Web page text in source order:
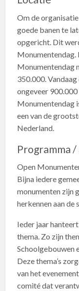
Om de
goede banen te
opgericht. Dit
Monumentendag.
Monumentendag
350.000.
ongeveer
Monumentendag
een van de
Nederland.
Programma
Open
Bijna iedere
monumenten zijn
herkennen aan de
Ieder jaar
thema. Zo zijn
Schoolgebouwen
Deze thema’s
van het
comité dat